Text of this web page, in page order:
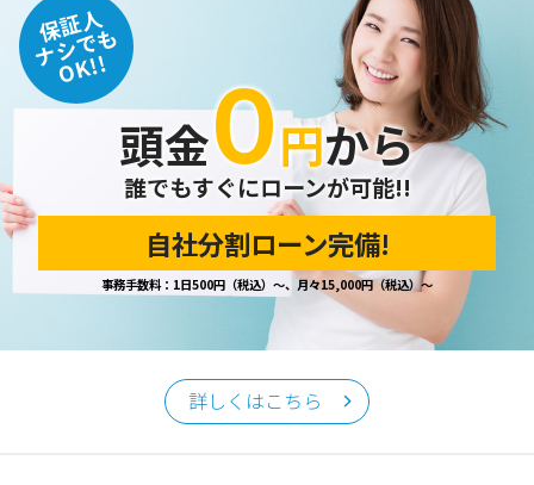
個人情報の訂正･削除・開示
ご本人から、登録されている個人情報について訂正・削除・
開示の請求があった場合は、迅速に対応いたします。
当ホームページが保有する個人情報の取り扱い、および訂
正・削除・開示等に関するお問い合わせ先は、以下の通りで
個人情報保護担当窓口
当社の「個人情報の取扱い」に関するお問い合わせは、下記
クロムオート
〒002-0865 札幌市北区屯田町740
TEL／011-790-7766FAX／011-790-6818
E-mail：info@chromeauto.co.jp
保証人
ナシでも
OK!!
頭金０円から
誰でもすぐにローンが可能!!
自社分割ローン完備!
事務手数料：1日500円（税込）～、月々15,000円（税込）～
詳しくはこちら